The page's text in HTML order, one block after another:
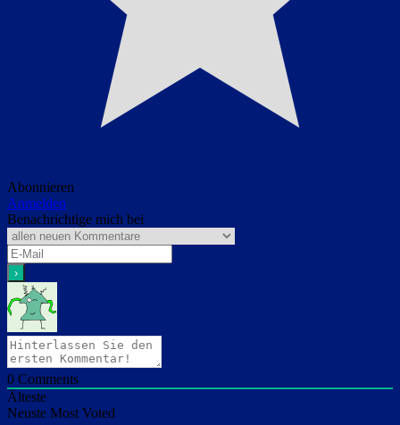
Abonnieren
Anmelden
Benachrichtige mich bei
0 Comments
Älteste
Neuste Most Voted